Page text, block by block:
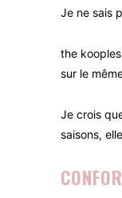
Je ne sais
the
sur le
Je crois
saisons,